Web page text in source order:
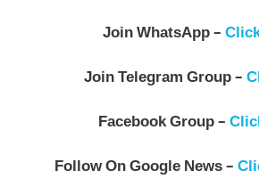
Join WhatsApp –
Join Telegram Group –
Facebook Group –
Follow On Google News –